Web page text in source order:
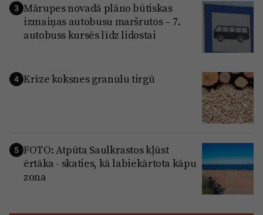
3 Mārupes novadā plāno būtiskas
izmaiņas autobusu maršrutos – 7.
autobuss kursēs līdz lidostai
4 Krīze koksnes granulu tirgū
5 FOTO: Atpūta Saulkrastos kļūst
ērtāka - skaties, kā labiekārtota kāpu
zona